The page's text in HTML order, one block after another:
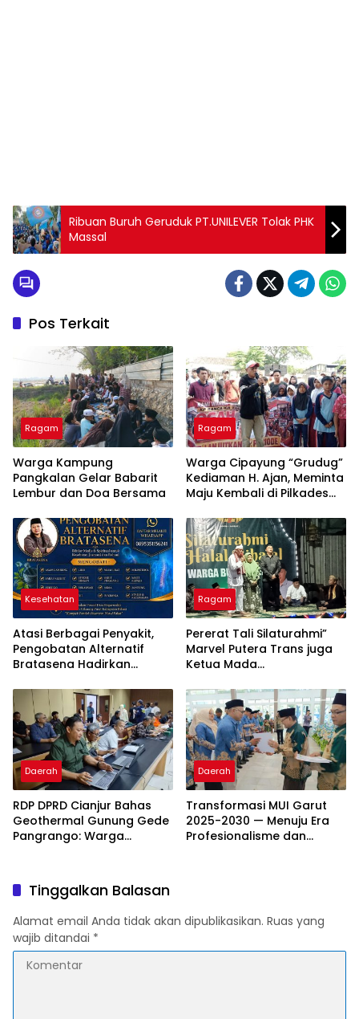
Ribuan Buruh Geruduk PT.UNILEVER Tolak PHK
Massal
Pos Terkait
Ragam
Warga Kampung
Pangkalan Gelar Babarit
Lembur dan Doa Bersama
Ragam
Warga Cipayung “Grudug”
Kediaman H. Ajan, Meminta
Maju Kembali di Pilkades
Kesehatan
Atasi Berbagai Penyakit,
Pengobatan Alternatif
Bratasena Hadirkan
Doa, dan Herbal
Ragam
Pererat Tali Silaturahmi”
Marvel Putera Trans juga
Ketua Mada
Acara Halal Bihalal
Bersama Warga
Burangkeng Dan tokoh
Daerah
RDP DPRD Cianjur Bahas
Geothermal Gunung Gede
Pangrango: Warga
Kewenangan Ada di
Pemerintah Pusat
Daerah
Transformasi MUI Garut
2025-2030 — Menuju Era
Profesionalisme dan
Tinggalkan Balasan
Alamat email Anda tidak akan dipublikasikan. Ruas yang
wajib ditandai *